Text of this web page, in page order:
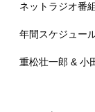
ネットラジオ番
年間スケジュー
重松壮一郎 & 小